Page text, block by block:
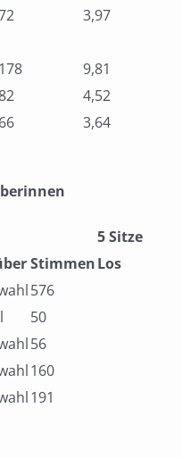
3,97
178
9,81
4,52
66 3,64
5 Sitze
StimmenLos
576
50
56
160
191